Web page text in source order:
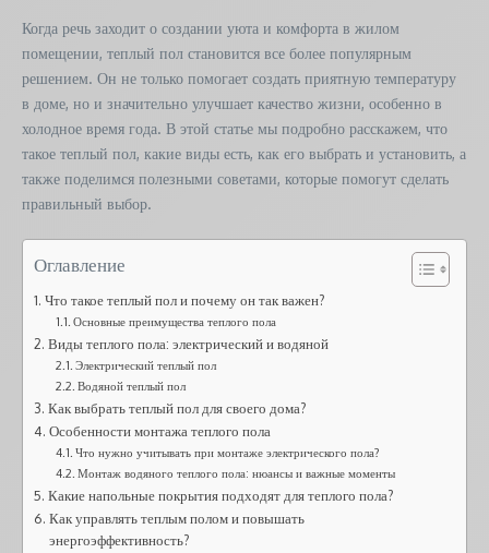
Когда речь заходит о создании уюта и комфорта в жилом
помещении, теплый пол становится все более популярным
решением. Он не только помогает создать приятную температуру
в доме, но и значительно улучшает качество жизни, особенно в
холодное время года. В этой статье мы подробно расскажем, что
такое теплый пол, какие виды есть, как его выбрать и установить, а
также поделимся полезными советами, которые помогут сделать
правильный выбор.
Оглавление
Что такое теплый пол и почему он так важен?
Основные преимущества теплого пола
Виды теплого пола: электрический и водяной
Электрический теплый пол
Водяной теплый пол
Как выбрать теплый пол для своего дома?
Особенности монтажа теплого пола
Что нужно учитывать при монтаже электрического пола?
Монтаж водяного теплого пола: нюансы и важные моменты
Какие напольные покрытия подходят для теплого пола?
Как управлять теплым полом и повышать
энергоэффективность?